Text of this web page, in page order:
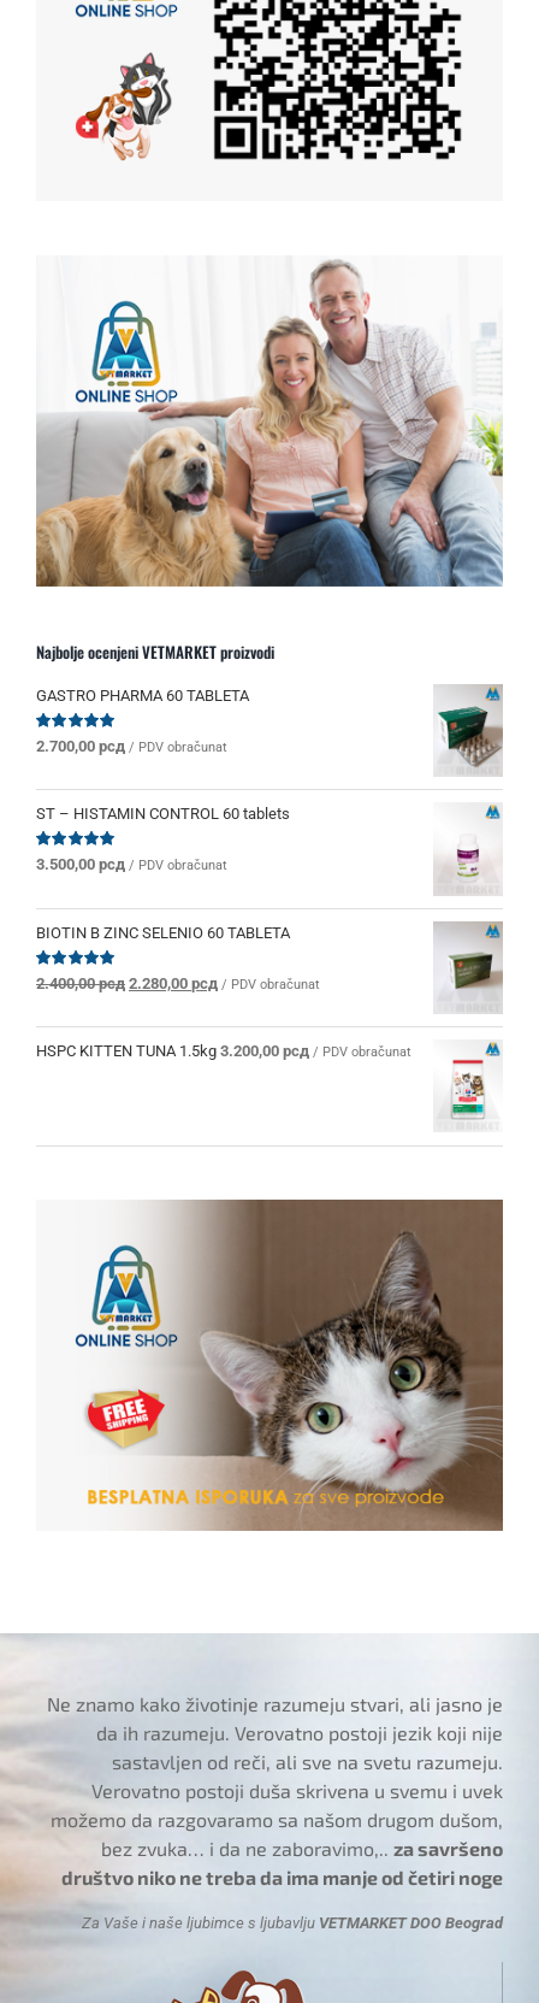
Najbolje ocenjeni VETMARKET proizvodi
GASTRO PHARMA 60 TABLETA
Ocenjeno
od 5
2.700,00 рсд / PDV obračunat
ST – HISTAMIN CONTROL 60 tablets
Ocenjeno
od 5
3.500,00 рсд / PDV obračunat
BIOTIN B ZINC SELENIO 60 TABLETA
Ocenjeno
od 5
2.400,00рсд Originalna
je
bila:
2.280,00 рсд Trenutna
je:
2.280,00 рсд.
/ PDV obračunat
HSPC KITTEN TUNA 1.5kg 3.200,00 рсд / PDV obračunat
Ne znamo kako životinje razumeju stvari, ali jasno je
da ih razumeju. Verovatno postoji jezik koji nije
sastavljen od reči, ali sve na svetu razumeju.
Verovatno postoji duša skrivena u svemu i uvek
možemo da razgovaramo sa našom drugom dušom,
bez zvuka… i da ne zaboravimo,..za savršeno
društvo niko ne treba da ima manje od četiri noge
Za Vaše i naše ljubimce s ljubavlju VETMARKET DOO Beograd